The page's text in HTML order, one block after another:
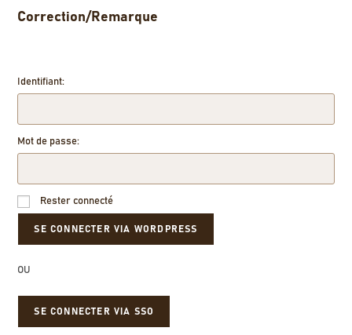
Correction/Remarque
Identifiant:
Mot de passe:
Rester connecté
OU
SE CONNECTER VIA SSO